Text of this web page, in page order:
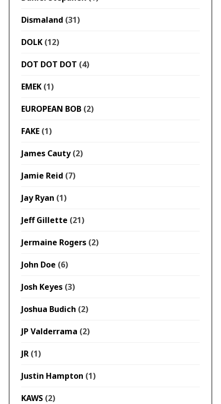
Dismaland (31)
DOLK(12)
DOT DOT DOT (4)
EMEK(1)
EUROPEAN BOB(2)
FAKE(1)
James Cauty(2)
Jamie Reid (7)
Jay Ryan (1)
Jeff Gillette (21)
Jermaine Rogers(2)
John Doe (6)
Josh Keyes(3)
Joshua Budich (2)
JP Valderrama (2)
JR(1)
Justin Hampton (1)
KAWS(2)